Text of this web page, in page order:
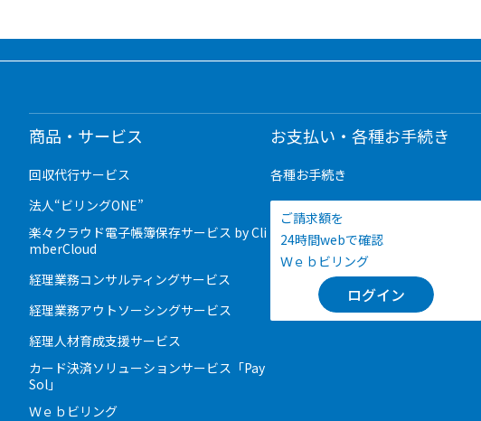
商品・サービス
回収代行サービス
法人“ビリングONE”
楽々クラウド電子帳簿保存サービス by Cli
mberCloud
経理業務コンサルティングサービス
経理業務アウトソーシングサービス
経理人材育成支援サービス
カード決済ソリューションサービス「Pay
Sol」
Ｗｅｂビリング
お支払い・各種お手続き
各種お手続き
ご請求額を
24時間webで確認
Ｗｅｂビリング
ログイン